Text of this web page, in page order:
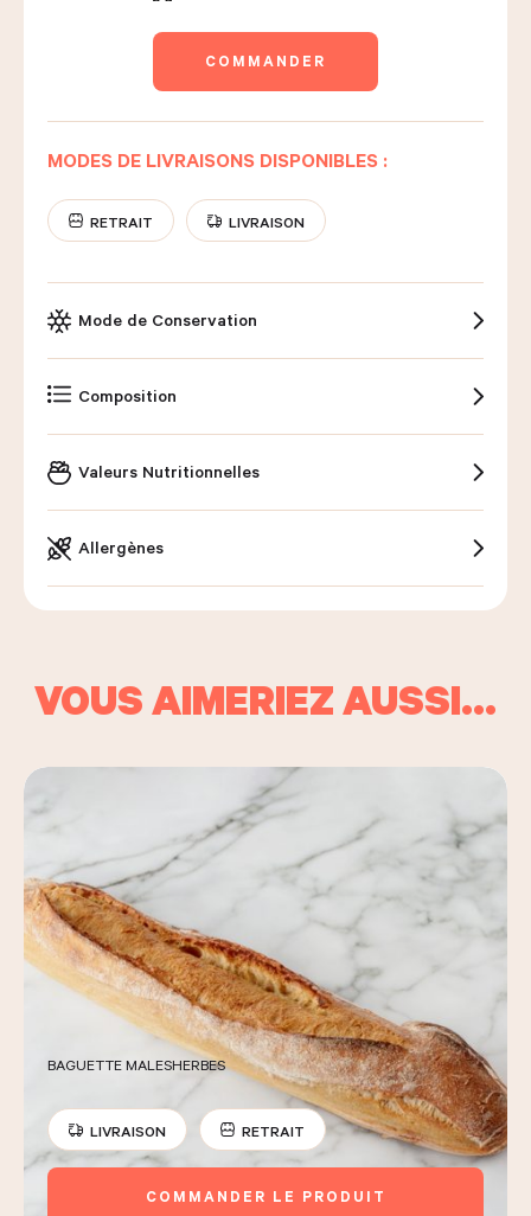
NOUS CONTACTER
Nous trouver
COMMANDER
MODES DE LIVRAISONS DISPONIBLES :
LIVRAISON
RETRAIT
Mode de Conservation
Composition
Valeurs Nutritionnelles
Allergènes
VOUS AIMERIEZ AUSSI…
BAGUETTE MALESHERBES
LIVRAISON RETRAIT
COMMANDER LE PRODUIT